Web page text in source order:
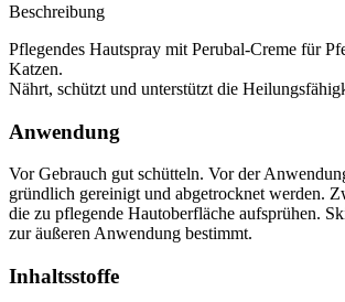
Beschreibung
Pflegendes Hautspray mit Perubal-Creme für
Katzen.
Nährt, schützt und unterstützt die
Anwendung
Vor Gebrauch gut schütteln. Vor der
gründlich gereinigt und abgetrocknet werden.
die zu pflegende Hautoberfläche aufsprühen.
zur äußeren Anwendung bestimmt.
Inhaltsstoffe